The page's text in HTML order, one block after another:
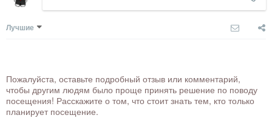
Лучшие
Пожалуйста, оставьте подробный отзыв или комментарий,
чтобы другим людям было проще принять решение по поводу
посещения! Расскажите о том, что стоит знать тем, кто только
планирует посещение.